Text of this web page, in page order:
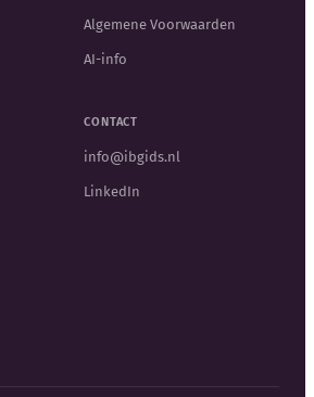
Algemene Voorwaarden
AI-info
CONTACT
info@ibgids.nl
LinkedIn